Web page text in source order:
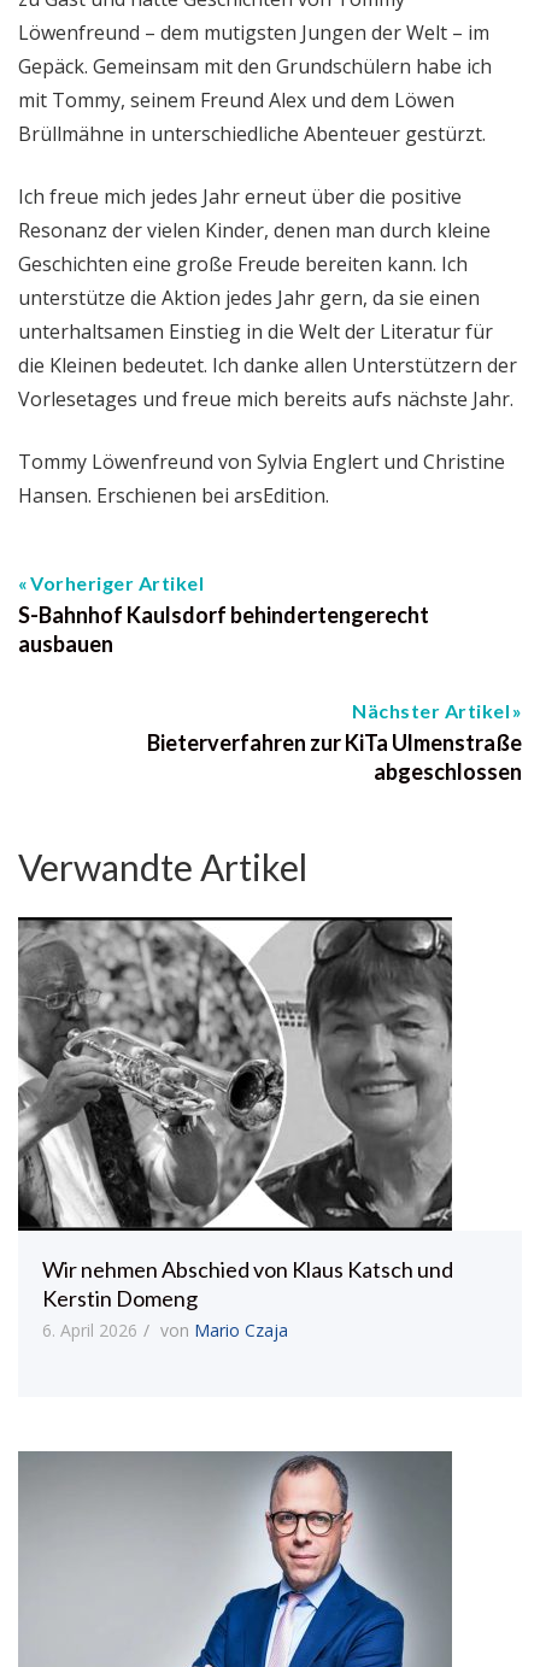
Löwenfreund – dem mutigsten Jungen der Welt – im
Gepäck. Gemeinsam mit den Grundschülern habe ich
mit Tommy, seinem Freund Alex und dem Löwen
Brüllmähne in unterschiedliche Abenteuer gestürzt.
Ich freue mich jedes Jahr erneut über die positive
Resonanz der vielen Kinder, denen man durch kleine
Geschichten eine große Freude bereiten kann. Ich
unterstütze die Aktion jedes Jahr gern, da sie einen
unterhaltsamen Einstieg in die Welt der Literatur für
die Kleinen bedeutet. Ich danke allen Unterstützern der
Vorlesetages und freue mich bereits aufs nächste Jahr.
Tommy Löwenfreund von Sylvia Englert und Christine
Hansen. Erschienen bei arsEdition.
Vorheriger Artikel
S-Bahnhof Kaulsdorf behindertengerecht
ausbauen
Nächster Artikel
Bieterverfahren zur KiTa Ulmenstraße
abgeschlossen
Verwandte Artikel
Wir nehmen Abschied von Klaus Katsch und
Kerstin Domeng
6. April 2026 von Mario Czaja